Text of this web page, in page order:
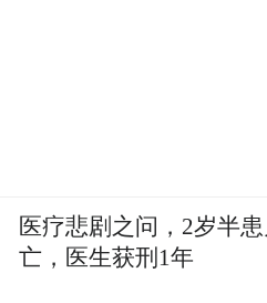
医疗悲剧之问，2岁半
亡，医生获刑1年